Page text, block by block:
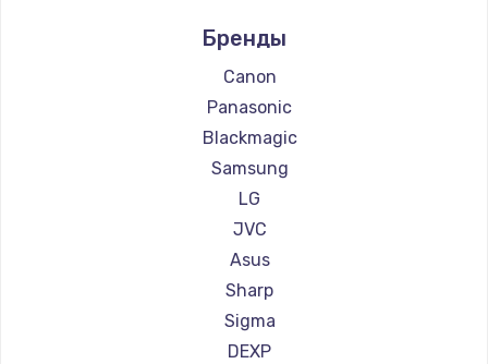
Замена платы сенсора
Заказать
Замена регулятора режимов конфорки
900 руб.
Заказать
Замена сенсорного датчика
1300 руб.
Заказать
Бренды
Canon
Panasonic
Blackmagic
Samsung
LG
JVC
Asus
Sharp
Sigma
DEXP